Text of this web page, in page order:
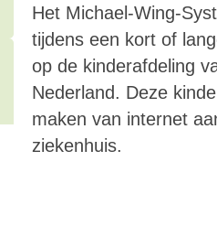
Het Michael-Wing-
tijdens een kort of
op de kinderafdeling
Nederland. Deze
maken van internet
ziekenhuis.